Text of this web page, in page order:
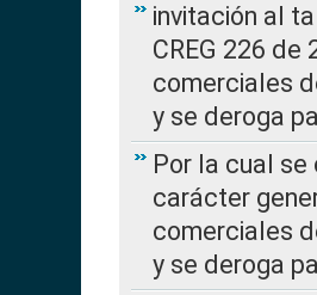
invitación al
CREG 226
comerciales
y se deroga
Por la cual
carácter
comerciales
y se deroga